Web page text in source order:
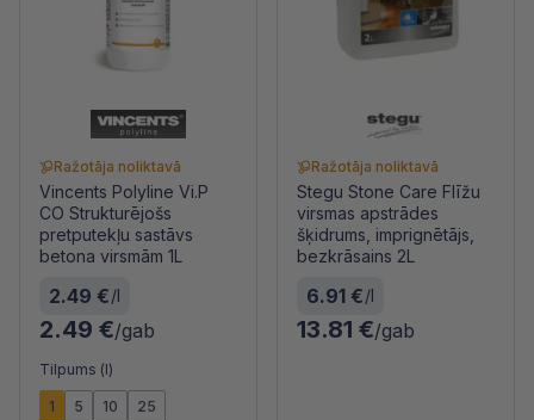
Ražotāja noliktavā
Vincents Polyline Vi.P
CO Strukturējošs
pretputekļu sastāvs
betona virsmām 1L
2.49 €/l
2.49 €/gab
Tilpums (l)
1 5 10 25
Ražotāja noliktavā
Stegu Stone Care Flīžu
virsmas apstrādes
šķidrums, imprignētājs,
bezkrāsains 2L
6.91 €/l
13.81 €/gab